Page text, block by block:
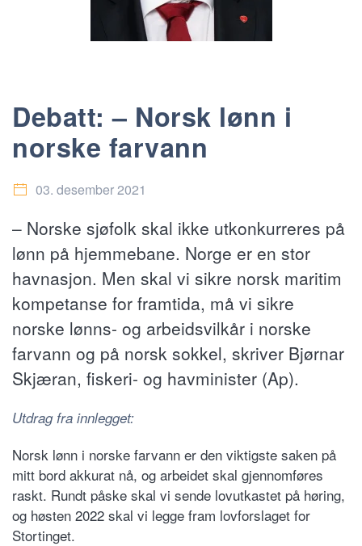
Debatt: – Norsk lønn i
norske farvann
03. desember 2021
– Norske sjøfolk skal ikke utkonkurreres på
lønn på hjemmebane. Norge er en stor
havnasjon. Men skal vi sikre norsk maritim
kompetanse for framtida, må vi sikre
norske lønns- og arbeidsvilkår i norske
farvann og på norsk sokkel, skriver Bjørnar
Skjæran, fiskeri- og havminister (Ap).
Utdrag fra innlegget:
Norsk lønn i norske farvann er den viktigste saken på
mitt bord akkurat nå, og arbeidet skal gjennomføres
raskt. Rundt påske skal vi sende lovutkastet på høring,
og høsten 2022 skal vi legge fram lovforslaget for
Stortinget.